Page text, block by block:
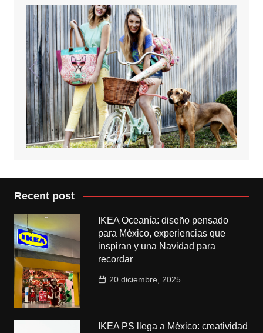
Recent post
IKEA Oceanía: diseño pensado
para México, experiencias que
inspiran y una Navidad para
recordar
20 diciembre, 2025
IKEA PS llega a México: creatividad